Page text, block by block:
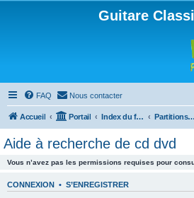
Guitare
FAQ Nous contacter
Accueil Portail Index du forum Partitions pour guitare en libre téléchargement
Aide à recherche de cd dvd
Vous n’avez pas les permissions requises pour
CONNEXION • S’ENREGISTRER